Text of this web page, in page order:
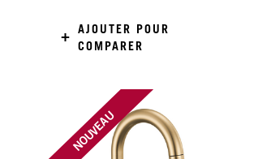
AJOUTER POUR
COMPARER
NOUVEAU